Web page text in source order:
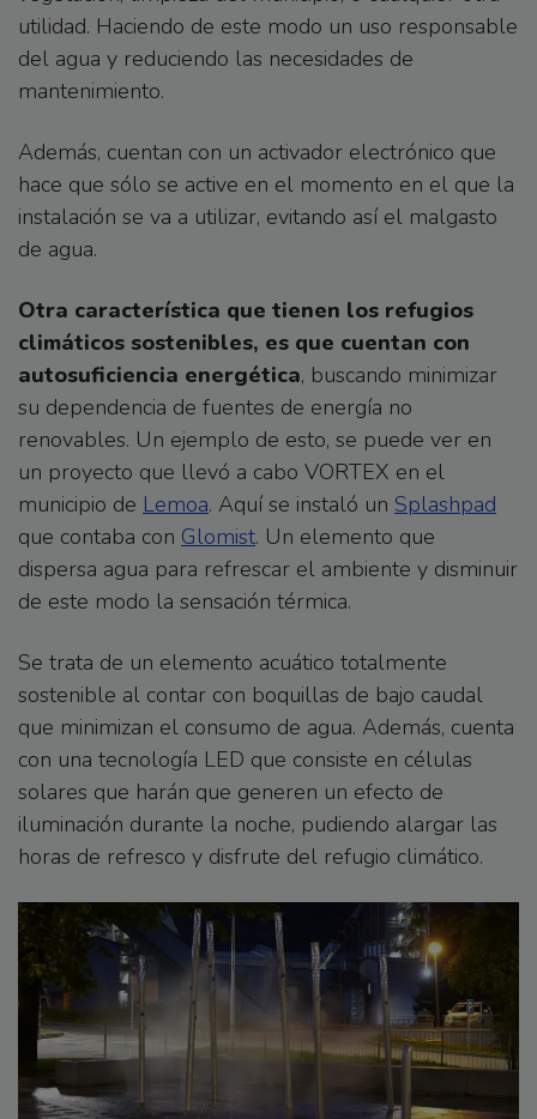
utilidad. Haciendo de este modo un uso responsable
del agua y reduciendo las necesidades de
mantenimiento.
Además, cuentan con un activador electrónico que
hace que sólo se active en el momento en el que la
instalación se va a utilizar, evitando así el malgasto
de agua.
Otra característica que tienen los refugios
climáticos sostenibles, es que cuentan con
autosuficiencia energética, buscando minimizar
su dependencia de fuentes de energía no
renovables. Un ejemplo de esto, se puede ver en
un proyecto que llevó a cabo VORTEX en el
municipio de Lemoa. Aquí se instaló un Splashpad
que contaba con Glomist. Un elemento que
dispersa agua para refrescar el ambiente y disminuir
de este modo la sensación térmica.
Se trata de un elemento acuático totalmente
sostenible al contar con boquillas de bajo caudal
que minimizan el consumo de agua. Además, cuenta
con una tecnología LED que consiste en células
solares que harán que generen un efecto de
iluminación durante la noche, pudiendo alargar las
horas de refresco y disfrute del refugio climático.